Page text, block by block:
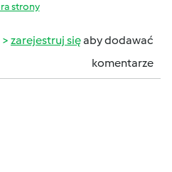
strony
zarejestruj sięaby dodawać
komentarze